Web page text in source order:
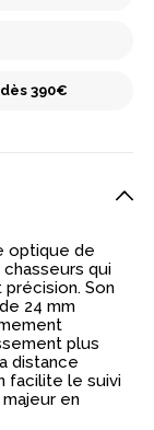
390€
optique de
qui
Son
24 mm
plus
distance
facilite le suivi
en